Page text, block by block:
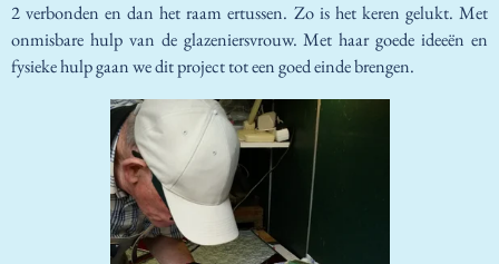
2 verbonden en dan het raam ertussen. Zo is het keren gelukt. Met
onmisbare hulp van de glazeniersvrouw. Met haar goede ideeën en
fysieke hulp gaan we dit project tot een goed einde brengen.